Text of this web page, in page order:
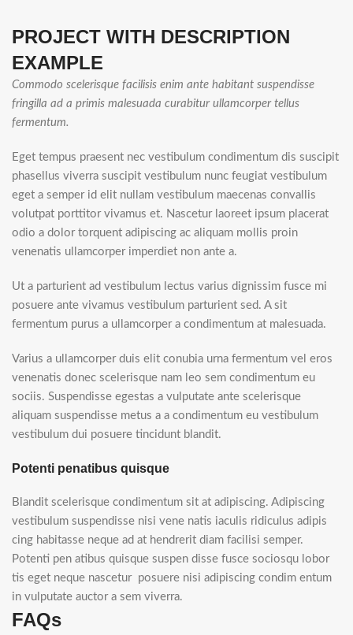
PROJECT WITH DESCRIPTION
EXAMPLE
Commodo scelerisque facilisis enim ante habitant suspendisse
fringilla ad a primis malesuada curabitur ullamcorper tellus
fermentum.
Eget tempus praesent nec vestibulum condimentum dis suscipit
phasellus viverra suscipit vestibulum nunc feugiat vestibulum
eget a semper id elit nullam vestibulum maecenas convallis
volutpat porttitor vivamus et. Nascetur laoreet ipsum placerat
odio a dolor torquent adipiscing ac aliquam mollis proin
venenatis ullamcorper imperdiet non ante a.
Ut a parturient ad vestibulum lectus varius dignissim fusce mi
posuere ante vivamus vestibulum parturient sed. A sit
fermentum purus a ullamcorper a condimentum at malesuada.
Varius a ullamcorper duis elit conubia urna fermentum vel eros
venenatis donec scelerisque nam leo sem condimentum eu
sociis. Suspendisse egestas a vulputate ante scelerisque
aliquam suspendisse metus a a condimentum eu vestibulum
vestibulum dui posuere tincidunt blandit.
Potenti penatibus quisque
Blandit scelerisque condimentum sit at adipiscing. Adipiscing
vestibulum suspendisse nisi vene natis iaculis ridiculus adipis
cing habitasse neque ad at hendrerit diam facilisi semper.
Potenti pen atibus quisque suspen disse fusce sociosqu lobor
tis eget neque nascetur posuere nisi adipiscing condim entum
in vulputate auctor a sem viverra.
FAQs